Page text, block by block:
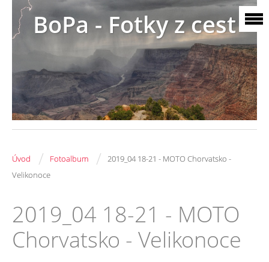
BoPa - Fotky z cest
Úvod / Fotoalbum /
2019_04 18-21 - MOTO Chorvatsko -
Velikonoce
2019_04 18-21 - MOTO
Chorvatsko - Velikonoce